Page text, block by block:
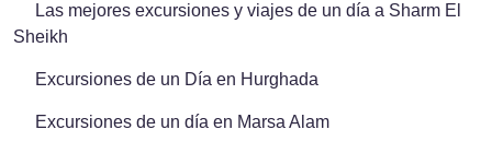
Las mejores excursiones y viajes de un día a Sharm El
Sheikh
Excursiones de un Día en Hurghada
Excursiones de un día en Marsa Alam